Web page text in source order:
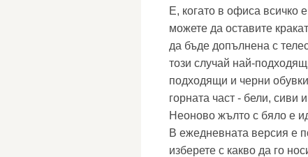
Е, когато в офиса всичко
можете да оставите
да бъде допълнена с
този случай най-
подходящи и черни
горната част - бели, сиви
Неоново жълто с бяло е
В ежедневната версия е
изберете с какво да го